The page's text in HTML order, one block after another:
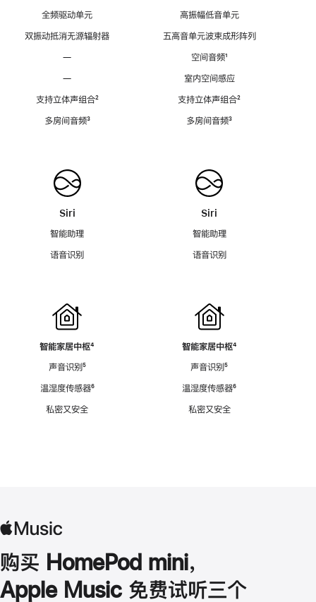
全频驱动单元
双振动抵消无源辐射器
—
—
支持立体声组合脚
²
多房间音频脚
³
Siri
智能助理
语音识别
智能家居中枢脚
⁴
声音识别脚
⁵
温湿度传感器脚
⁶
私密又安全
高振幅低音单元
五高音单元波束成形阵列
空间音频脚
¹
室内空间感应
支持立体声组合脚
²
多房间音频脚
³
Siri
智能助理
语音识别
智能家居中枢脚
⁴
声音识别脚
⁵
温湿度传感器脚
⁶
私密又安全
购买 HomePod mini，
Apple Music 免费试听三个